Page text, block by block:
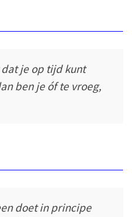
je op tijd kunt
ben je óf te vroeg,
doet in principe